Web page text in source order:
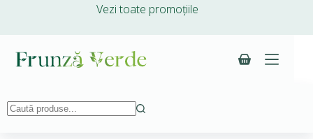
Vezi toate promoțiile